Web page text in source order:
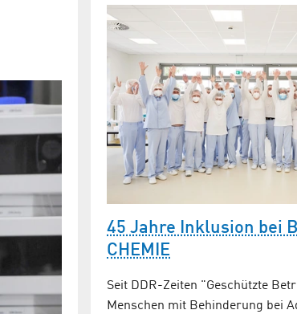
45 Jahre Inklusion bei
CHEMIE
Seit DDR-Zeiten "Geschützte
Menschen mit Behinderung bei